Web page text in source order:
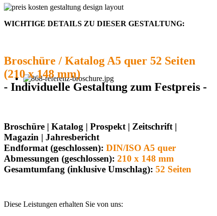
WICHTIGE DETAILS ZU DIESER GESTALTUNG:
Broschüre / Katalog A5 quer 52 Seiten
(210 x 148 mm)
- Individuelle Gestaltung zum Festpreis -
Broschüre | Katalog | Prospekt | Zeitschrift |
Magazin | Jahresbericht
Endformat (geschlossen): DIN/ISO A5 quer
Abmessungen (geschlossen): 210 x 148 mm
Gesamtumfang (inklusive Umschlag): 52 Seiten
Diese Leistungen erhalten Sie von uns: